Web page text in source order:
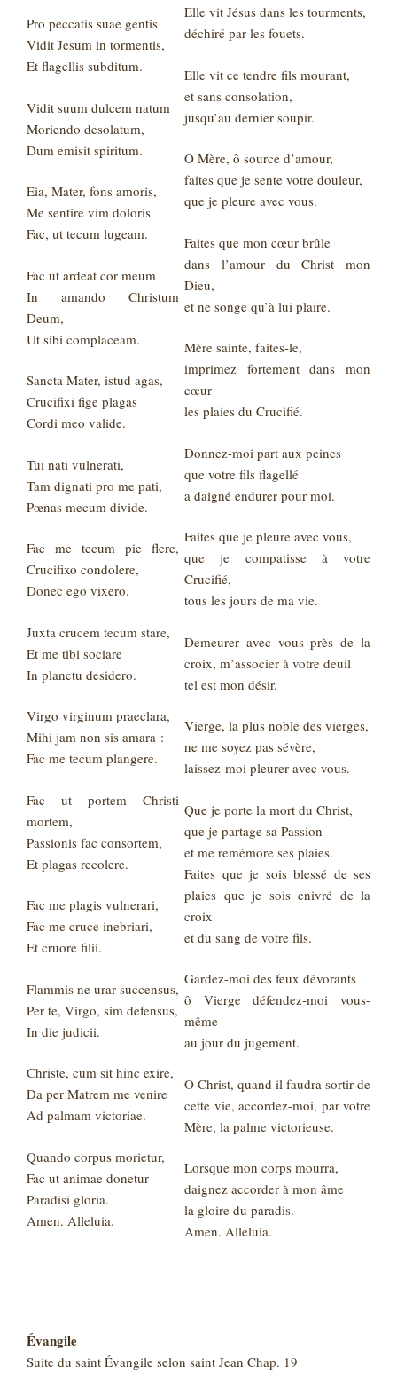
Pro peccatis suae gentis
Vidit Jesum in tormentis,
Et flagellis subditum.
Vidit suum dulcem natum
Moriendo desolatum,
Dum emisit spiritum.
Eia, Mater, fons amoris,
Me sentire vim doloris
Fac, ut tecum lugeam.
Fac ut ardeat cor meum
In amando Christum
Deum,
Ut sibi complaceam.
Sancta Mater, istud agas,
Crucifixi fige plagas
Cordi meo valide.
Tui nati vulnerati,
Tam dignati pro me pati,
Pœnas mecum divide.
Fac me tecum pie flere,
Crucifixo condolere,
Donec ego vixero.
Juxta crucem tecum stare,
Et me tibi sociare
In planctu desidero.
Virgo virginum praeclara,
Mihi jam non sis amara :
Fac me tecum plangere.
Fac ut portem Christi
mortem,
Passionis fac consortem,
Et plagas recolere.
Fac me plagis vulnerari,
Fac me cruce inebriari,
Et cruore filii.
Flammis ne urar succensus,
Per te, Virgo, sim defensus,
In die judicii.
Christe, cum sit hinc exire,
Da per Matrem me venire
Ad palmam victoriae.
Quando corpus morietur,
Fac ut animae donetur
Paradisi gloria.
Amen. Alleluia.
Elle vit Jésus dans les tourments,
déchiré par les fouets.
Elle vit ce tendre fils mourant,
et sans consolation,
jusqu’au dernier soupir.
O Mère, ô source d’amour,
faites que je sente votre douleur,
que je pleure avec vous.
Faites que mon cœur brûle
dans l’amour du Christ mon
Dieu,
et ne songe qu’à lui plaire.
Mère sainte, faites-le,
imprimez fortement dans mon
cœur
les plaies du Crucifié.
Donnez-moi part aux peines
que votre fils flagellé
a daigné endurer pour moi.
Faites que je pleure avec vous,
que je compatisse à votre
Crucifié,
tous les jours de ma vie.
Demeurer avec vous près de la
croix, m’associer à votre deuil
tel est mon désir.
Vierge, la plus noble des vierges,
ne me soyez pas sévère,
laissez-moi pleurer avec vous.
Que je porte la mort du Christ,
que je partage sa Passion
et me remémore ses plaies.
Faites que je sois blessé de ses
plaies que je sois enivré de la
croix
et du sang de votre fils.
Gardez-moi des feux dévorants
ô Vierge défendez‑moi vous-
même
au jour du jugement.
O Christ, quand il faudra sortir de
cette vie, accordez-moi, par votre
Mère, la palme victorieuse.
Lorsque mon corps mourra,
daignez accorder à mon âme
la gloire du paradis.
Amen. Alleluia.
Évangile
Suite du saint Évangile selon saint Jean Chap. 19